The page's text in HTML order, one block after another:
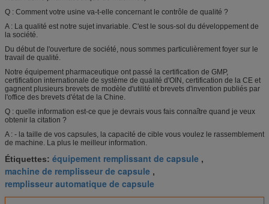
Q : Comment votre usine va-t-elle concernant le contrôle de qualité ?
A : La qualité est notre sujet invariable. C'est le sous-sol du développement de
la société.
Du début de l'ouverture de société, nous sommes particulièrement foyer sur le
travail de qualité.
Notre équipement pharmaceutique ont passé la certification de GMP,
certification internationale de système de qualité d'OIN, certification de la CE et
gagnent plusieurs brevets de modèle d'utilité et brevets d'invention publiés par
l'office des brevets d'état de la Chine.
Q : quelle information est-ce que je devrais vous fais connaître quand je veux
obtenir la citation ?
A : - la taille de vos capsules, la capacité de cible vous voulez le rassemblement
de machine. La plus le meilleur information.
Étiquettes: équipement remplissant de capsule ,
machine de remplisseur de capsule ,
remplisseur automatique de capsule